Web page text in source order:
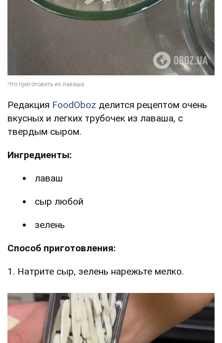
Редакция FoodOboz делится рецептом очень
вкусных и легких трубочек из лаваша, с
твердым сыром.
Ингредиенты:
лаваш
сыр любой
зелень
Способ приготовления:
1. Натрите сыр, зелень нарежьте мелко.